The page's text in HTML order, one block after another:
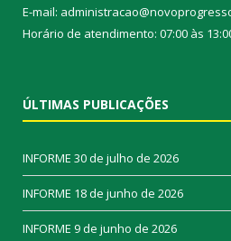
E-mail:
Horário de atendimento: 07:00 às
ÚLTIMAS PUBLICAÇÕES
INFORME 30 de julho de 2026
INFORME 18 de junho de 2026
INFORME 9 de junho de 2026